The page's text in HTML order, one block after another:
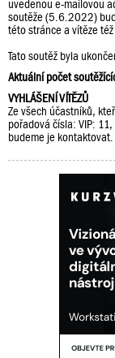
uvedenou e-mailovou
soutěže (5.6.2022)
této stránce a vítěze
Tato soutěž byla
Aktuální počet
VYHLÁŠENÍ VÍTĚZŮ
Ze všech účastníků,
pořadová čísla: VIP:
budeme je kontaktovat.